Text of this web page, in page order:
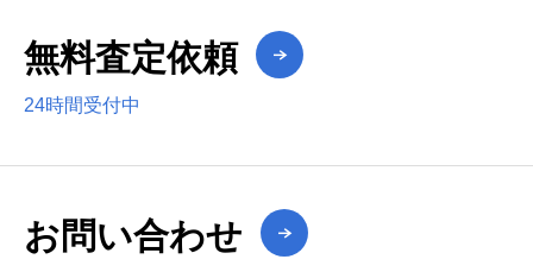
無料査定依頼
24時間受付中
お問い合わせ